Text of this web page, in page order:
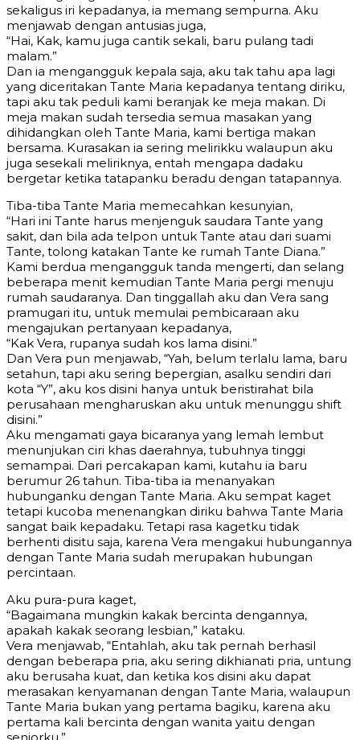
sekaligus iri kepadanya, ia memang sempurna. Aku
menjawab dengan antusias juga,
“Hai, Kak, kamu juga cantik sekali, baru pulang tadi
malam.”
Dan ia mengangguk kepala saja, aku tak tahu apa lagi
yang diceritakan Tante Maria kepadanya tentang diriku,
tapi aku tak peduli kami beranjak ke meja makan. Di
meja makan sudah tersedia semua masakan yang
dihidangkan oleh Tante Maria, kami bertiga makan
bersama. Kurasakan ia sering melirikku walaupun aku
juga sesekali meliriknya, entah mengapa dadaku
bergetar ketika tatapanku beradu dengan tatapannya.
Tiba-tiba Tante Maria memecahkan kesunyian,
“Hari ini Tante harus menjenguk saudara Tante yang
sakit, dan bila ada telpon untuk Tante atau dari suami
Tante, tolong katakan Tante ke rumah Tante Diana.”
Kami berdua mengangguk tanda mengerti, dan selang
beberapa menit kemudian Tante Maria pergi menuju
rumah saudaranya. Dan tinggallah aku dan Vera sang
pramugari itu, untuk memulai pembicaraan aku
mengajukan pertanyaan kepadanya,
“Kak Vera, rupanya sudah kos lama disini.”
Dan Vera pun menjawab, “Yah, belum terlalu lama, baru
setahun, tapi aku sering bepergian, asalku sendiri dari
kota “Y”, aku kos disini hanya untuk beristirahat bila
perusahaan mengharuskan aku untuk menunggu shift
disini.”
Aku mengamati gaya bicaranya yang lemah lembut
menunjukan ciri khas daerahnya, tubuhnya tinggi
semampai. Dari percakapan kami, kutahu ia baru
berumur 26 tahun. Tiba-tiba ia menanyakan
hubunganku dengan Tante Maria. Aku sempat kaget
tetapi kucoba menenangkan diriku bahwa Tante Maria
sangat baik kepadaku. Tetapi rasa kagetku tidak
berhenti disitu saja, karena Vera mengakui hubungannya
dengan Tante Maria sudah merupakan hubungan
percintaan.
Aku pura-pura kaget,
“Bagaimana mungkin kakak bercinta dengannya,
apakah kakak seorang lesbian,” kataku.
Vera menjawab, “Entahlah, aku tak pernah berhasil
dengan beberapa pria, aku sering dikhianati pria, untung
aku berusaha kuat, dan ketika kos disini aku dapat
merasakan kenyamanan dengan Tante Maria, walaupun
Tante Maria bukan yang pertama bagiku, karena aku
pertama kali bercinta dengan wanita yaitu dengan